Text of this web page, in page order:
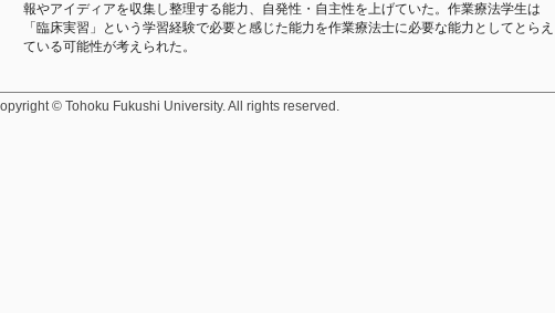
報やアイディアを収集し整理する能力、自発性・自主性を上げていた。作業療法学生は
「臨床実習」という学習経験で必要と感じた能力を作業療法士に必要な能力としてとらえ
ている可能性が考えられた。